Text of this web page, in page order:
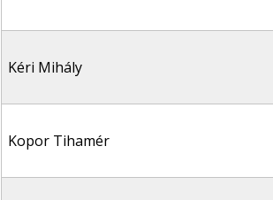
Kéri Mihály
Kopor Tihamér